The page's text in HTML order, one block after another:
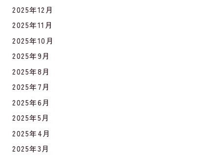
2025年12月
2025年11月
2025年10月
2025年9月
2025年8月
2025年7月
2025年6月
2025年5月
2025年4月
2025年3月